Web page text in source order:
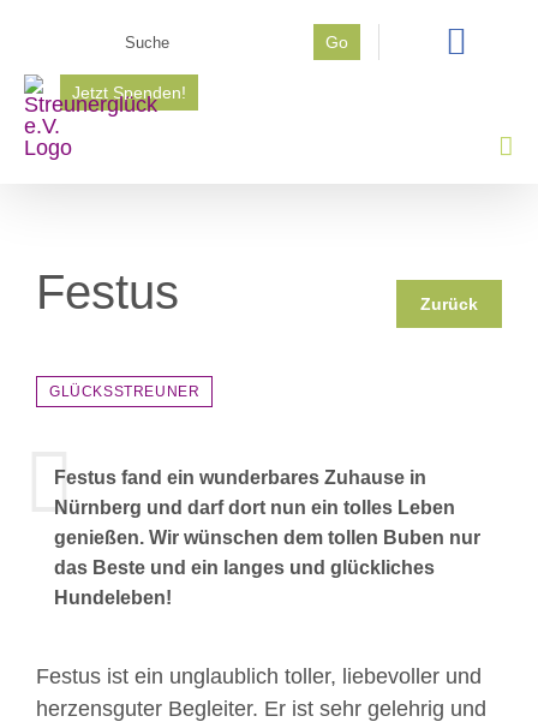
springen
Go
Jetzt Spenden!
Festus Zurück
GLÜCKSSTREUNER
Festus fand ein wunderbares Zuhause in
Nürnberg und darf dort nun ein tolles Leben
genießen. Wir wünschen dem tollen Buben nur
das Beste und ein langes und glückliches
Hundeleben!
Festus ist ein unglaublich toller, liebevoller und
herzensguter Begleiter. Er ist sehr gelehrig und